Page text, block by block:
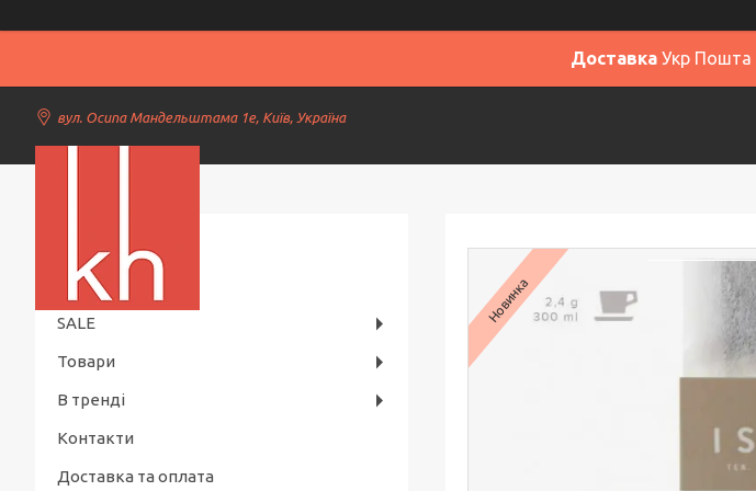
ДоставкаУкр Пошта
вул. Осипа Мандельштама 1е, Київ, Україна
Новинка
SALE
Товари
В тренді
Контакти
Доставка та оплата